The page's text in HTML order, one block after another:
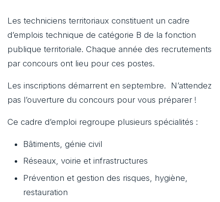
Les techniciens territoriaux constituent un cadre
d’emplois technique de catégorie B de la fonction
publique territoriale. Chaque année des recrutements
par concours ont lieu pour ces postes.
Les inscriptions démarrent en septembre. N’attendez
pas l’ouverture du concours pour vous préparer !
Ce cadre d’emploi regroupe plusieurs spécialités :
Bâtiments, génie civil
Réseaux, voirie et infrastructures
Prévention et gestion des risques, hygiène,
restauration